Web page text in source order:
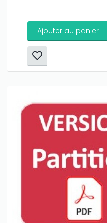
Ajouter au panier
Joo casino
amount on your credits!